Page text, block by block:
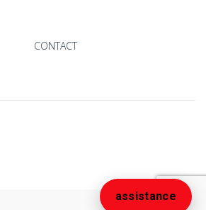
CONTACT
assistance